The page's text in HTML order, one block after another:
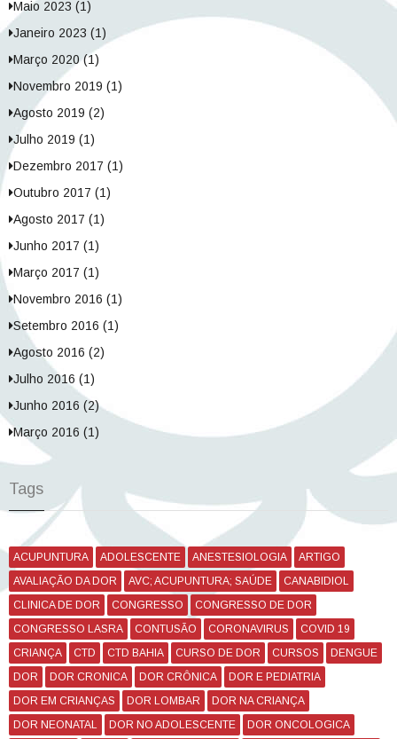
Maio 2023 (1)
Janeiro 2023 (1)
Março 2020 (1)
Novembro 2019 (1)
Agosto 2019 (2)
Julho 2019 (1)
Dezembro 2017 (1)
Outubro 2017 (1)
Agosto 2017 (1)
Junho 2017 (1)
Março 2017 (1)
Novembro 2016 (1)
Setembro 2016 (1)
Agosto 2016 (2)
Julho 2016 (1)
Junho 2016 (2)
Março 2016 (1)
Tags
ACUPUNTURA ADOLESCENTE ANESTESIOLOGIA
ARTIGO
AVALIAÇÃO DA DOR
AVC; ACUPUNTURA; SAÚDE
CANABIDIOL
CLINICA DE DOR
CONGRESSO
CONGRESSO DE DOR
CONGRESSO LASRA
CONTUSÃO CORONAVIRUS
COVID 19
CRIANÇA
CTD CTD BAHIA CURSO DE DOR CURSOS
DENGUE
DOR
DOR CRONICA DOR CRÔNICA
DOR E PEDIATRIA
DOR EM CRIANÇAS
DOR LOMBAR
DOR NA CRIANÇA
DOR NEONATAL
DOR NO ADOLESCENTE
DOR ONCOLOGICA